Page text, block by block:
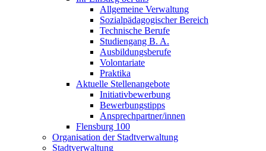
Allgemeine Verwaltung
Sozialpädagogischer Bereich
Technische Berufe
Studiengang B. A.
Ausbildungsberufe
Volontariate
Praktika
Aktuelle Stellenangebote
Initiativbewerbung
Bewerbungstipps
Ansprechpartner/innen
Flensburg 100
Organisation der Stadtverwaltung
Stadtverwaltung